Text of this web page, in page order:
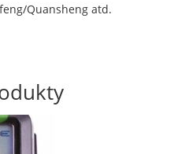
Quansheng atd.